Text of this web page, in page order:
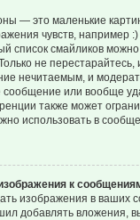
— это маленькие
чувств, например :)
список смайликов
не перестарайтесь,
нечитаемым, и
сообщение или вообще
также может
использовать в
к
изображения в ваших
добавлять вложения,